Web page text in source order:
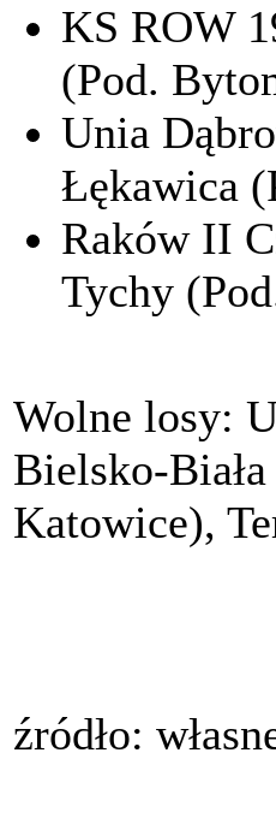
KS ROW
(Pod.
Unia
Łękawica
Raków II
Tychy
Wolne losy:
Bielsko-
Katowice),
źródło: